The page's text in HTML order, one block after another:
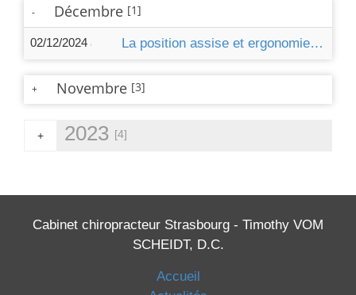
- Décembre [1]
02/12/2024 à 17:41 La position assise et ergonomie du poste de travail
+ Novembre [3]
+ 2023 [4]
Cabinet chiropracteur Strasbourg - Timothy VOM
SCHEIDT, D.C.
Accueil